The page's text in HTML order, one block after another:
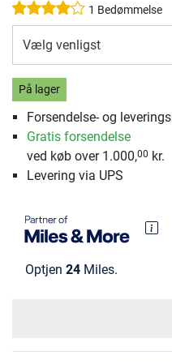
1 Bedømmelse
Vælg venligst
På lager
Forsendelse- og
Gratis forsendelse
ved køb over 1.000,00 kr.
Levering via UPS
Optjen 24 Miles.